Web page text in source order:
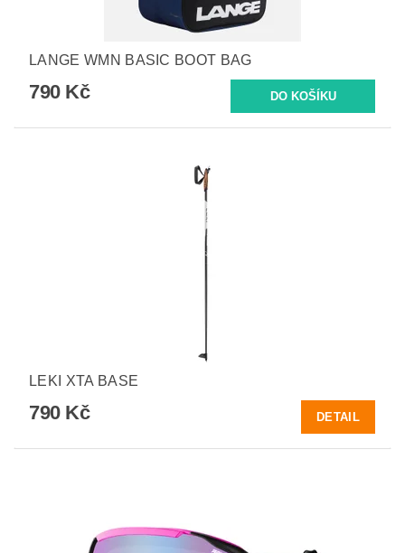
LANGE WMN BASIC BOOT BAG
790 Kč
LEKI XTA BASE
790 Kč DETAIL